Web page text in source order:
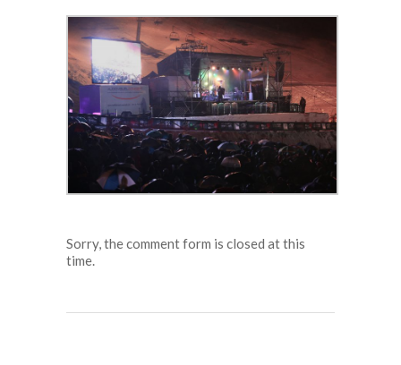
Sorry, the comment form is closed at this
time.